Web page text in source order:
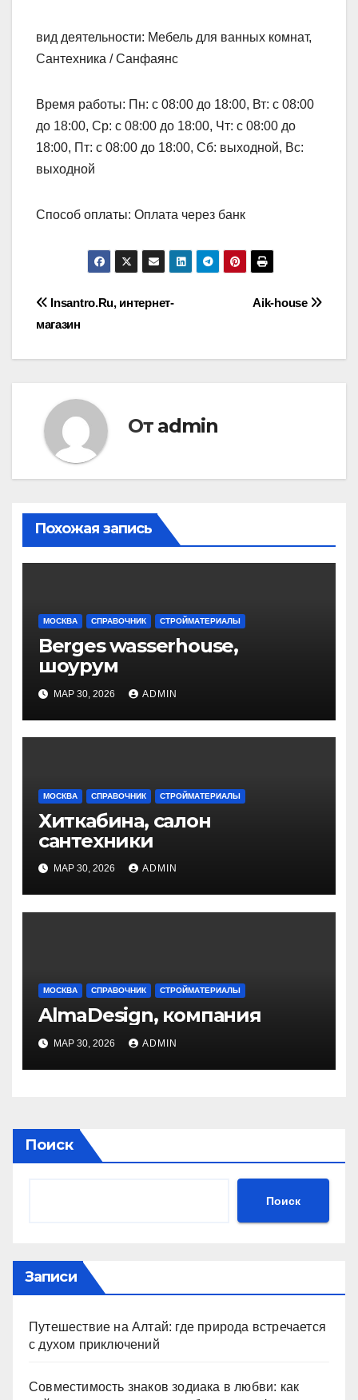
вид деятельности: Мебель для ванных комнат,
Сантехника / Санфаянс
Время работы: Пн: с 08:00 до 18:00, Вт: с 08:00
до 18:00, Ср: с 08:00 до 18:00, Чт: с 08:00 до
18:00, Пт: с 08:00 до 18:00, Сб: выходной, Вс:
выходной
Способ оплаты: Оплата через банк
Навигация
Aik-house
Insantro.Ru, интернет-
магазин
От admin
Похожая запись
МОСКВА СПРАВОЧНИК СТРОЙМАТЕРИАЛЫ
Berges wasserhouse,
шоурум
МАР 30, 2026 ADMIN
МОСКВА СПРАВОЧНИК СТРОЙМАТЕРИАЛЫ
Хиткабина, салон
сантехники
МАР 30, 2026 ADMIN
МОСКВА СПРАВОЧНИК СТРОЙМАТЕРИАЛЫ
AlmaDesign, компания
МАР 30, 2026 ADMIN
Поиск
Поиск
Записи
Путешествие на Алтай: где природа встречается
с духом приключений
Совместимость знаков зодиака в любви: как